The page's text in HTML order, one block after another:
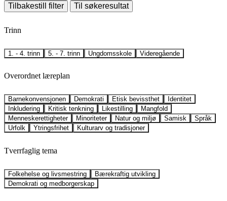
Tilbakestill filter
Til søkeresultat
Trinn
1. - 4. trinn 5. - 7. trinn Ungdomsskole Videregående
Overordnet læreplan
Barnekonvensjonen Demokrati Etisk bevissthet
Identitet
Inkludering
Kritisk tenkning Likestilling
Mangfold
Menneskerettigheter
Minoriteter Natur og miljø Samisk
Språk
Urfolk
Ytringsfrihet Kulturarv og tradisjoner
Tverrfaglig tema
Folkehelse og livsmestring
Bærekraftig utvikling
Demokrati og medborgerskap